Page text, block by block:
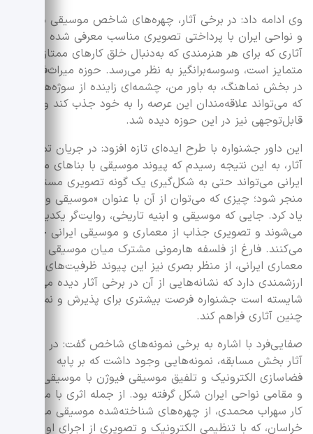
وی ادامه داد: در برخی آثار، چهره‌های شاخص موسیقی مقامی
و نواحی ایران با پرداختی تصویری مناسب معرفی شده بودند؛
آثاری که برای هر هنرمندی که به‌دنبال خلق کارهای ممتاز و
متمایز است، وسوسه‌برانگیز به نظر می‌رسد. حوزه میراث‌فرهنگی
در بخش نماهنگ، به باور من، چشمه‌ای زاینده از سوژه‌هاست
که می‌تواند علاقه‌مندان این عرصه را به خود جذب کند و آثار
قابل‌توجهی نیز در این حوزه دیده شد.
این داور جشنواره با طرح ایده‌ای تازه افزود: در جریان تماشای
آثار، به این نتیجه رسیدم که پیوند موسیقی با بناهای معماری
ایرانی می‌تواند حتی به شکل‌گیری یک گونه تصویری مستقل
منجر شود؛ چیزی که می‌توان از آن با عنوان «موسیقی و بنا»
یاد کرد. جایی که موسیقی و ابنیه تاریخی، روایت‌گر یکدیگر
می‌شوند و تصویری جذاب از معماری و موسیقی ایرانی خلق
می‌کنند. فارغ از فلسفه هارمونی مشترک میان موسیقی و
معماری ایرانی، از منظر بصری نیز این پیوند ظرفیت‌های
ارزشمندی دارد که نشانه‌هایی از آن در برخی آثار دیده می‌شد و
شایسته است جشنواره فرصت بیشتری برای پذیرش و نمایش
چنین آثاری فراهم کند.
صفایی‌فرد با اشاره به برخی نمونه‌های شاخص گفت: در میان
آثار بخش مسابقه، نمونه‌هایی وجود داشت که بر پایه
فضاسازی الکترونیک و تلفیق موسیقی فیوژن با موسیقی ردیف
و مقامی نواحی ایران شکل گرفته بود. از جمله اثری با محوریت
کار سهراب محمدی، از چهره‌های شناخته‌شده موسیقی مقامی
خراسان، که با تنظیمی الکترونیک و تصویری از اجرای او ارائه